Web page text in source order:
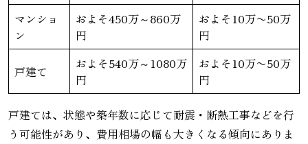
マンショ
ン
およそ450万～860万
円
およそ10万〜50万
円
戸建て
およそ540万～1080万
円
およそ10万〜50万
円
戸建ては、状態や築年数に応じて耐震・断熱工事などを行
う可能性があり、費用相場の幅も大きくなる傾向にありま